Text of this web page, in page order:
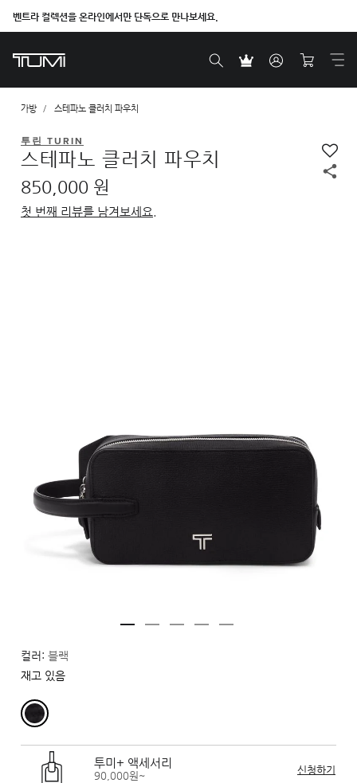
벤트라 컬렉션을 온라인에서만 단독으로 만나보세요.
가방 스테파노 클러치 파우치
투린 TURIN
스테파노 클러치 파우치
850,000 원
첫 번째 리뷰를 남겨보세요.
컬러: 블랙
재고 있음
투미+ 액세서리
90,000원~ 신청하기